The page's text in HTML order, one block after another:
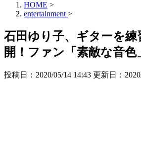
HOME >
entertainment >
石田ゆり子、ギターを
開！ファン「素敵な音
投稿日：2020/05/14 14:43 更新日：